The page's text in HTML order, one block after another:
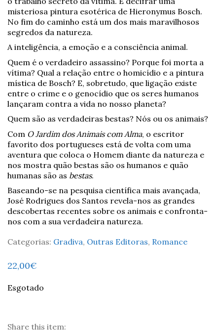
misteriosa pintura esotérica de Hieronymus Bosch.
No fim do caminho está um dos mais maravilhosos
segredos da natureza.
A inteligência, a emoção e a consciência animal.
Quem é o verdadeiro assassino? Porque foi morta a
vítima? Qual a relação entre o homicídio e a pintura
mística de Bosch? E, sobretudo, que ligação existe
entre o crime e o genocídio que os seres humanos
lançaram contra a vida no nosso planeta?
Quem são as verdadeiras bestas? Nós ou os animais?
Com O Jardim dos Animais com Alma, o escritor
favorito dos portugueses está de volta com uma
aventura que coloca o Homem diante da natureza e
nos mostra quão bestas são os humanos e quão
humanas são as bestas.
Baseando-se na pesquisa científica mais avançada,
José Rodrigues dos Santos revela-nos as grandes
descobertas recentes sobre os animais e confronta-
nos com a sua verdadeira natureza.
Categorias: Gradiva, Outras Editoras, Romance
22,00€
Esgotado
Share this item: